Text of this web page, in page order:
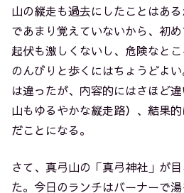
山の縦走も過去にしたことはあ
であまり覚えていないから、初め
起伏も激しくないし、危険なと
のんびりと歩くにはちょうどよ
は違ったが、内容的にはさほど
山もゆるやかな縦走路）、結果
だことになる。
さて、真弓山の「真弓神社」が
た。今日のランチはバーナーで